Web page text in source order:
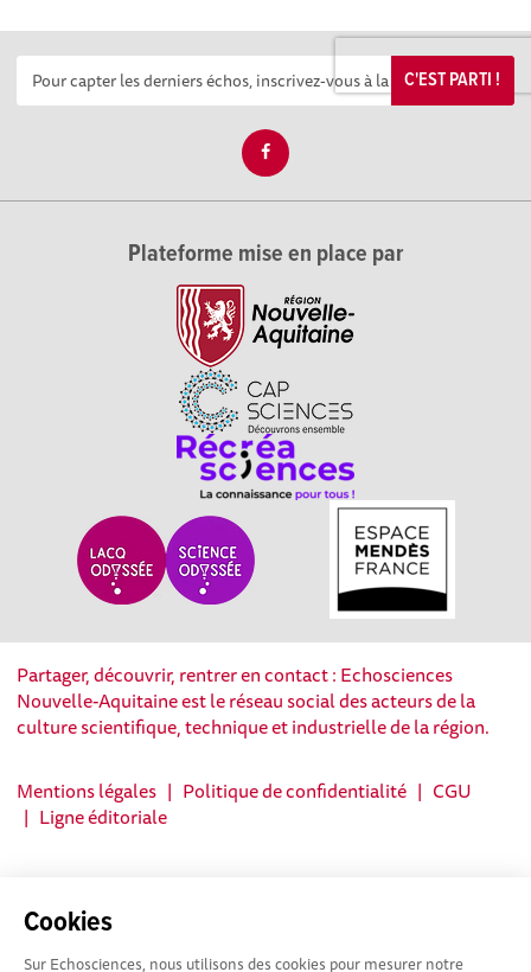
Cookies
Sur Echosciences, nous utilisons des cookies pour mesurer notre
C'EST PARTI !
Plateforme mise en place par
Partager, découvrir, rentrer en contact : Echosciences
Nouvelle-Aquitaine est le réseau social des acteurs de la
culture scientifique, technique et industrielle de la région.
Mentions légales | Politique de confidentialité | CGU
| Ligne éditoriale